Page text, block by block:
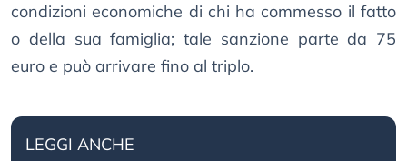
condizioni economiche di chi ha commesso il fatto
o della sua famiglia; tale sanzione parte da 75
euro e può arrivare fino al triplo.
LEGGI ANCHE